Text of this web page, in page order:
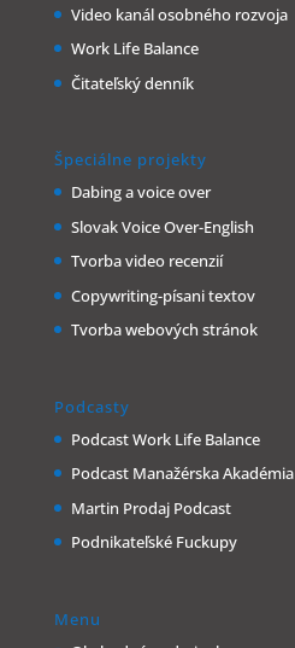
Video kanál osobného rozvoja
Work Life Balance
Čitateľský denník
Špeciálne projekty
Dabing a voice over
Slovak Voice Over-English
Tvorba video recenzií
Copywriting-písani textov
Tvorba webových stránok
Podcasty
Podcast Work Life Balance
Podcast Manažérska Akadémia
Martin Prodaj Podcast
Podnikateľské Fuckupy
Menu